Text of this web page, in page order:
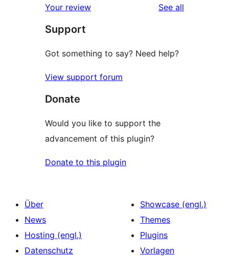
Rezensionen
Sterne-
Rezensionen
Your review See all
Support
Got something to say? Need help?
View support forum
Donate
Would you like to support the
advancement of this plugin?
Donate to this plugin
Über
News
Hosting (engl.)
Datenschutz
Showcase (engl.)
Themes
Plugins
Vorlagen